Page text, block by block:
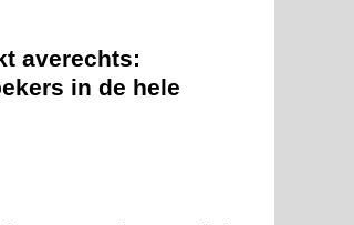
averechts:
in de hele